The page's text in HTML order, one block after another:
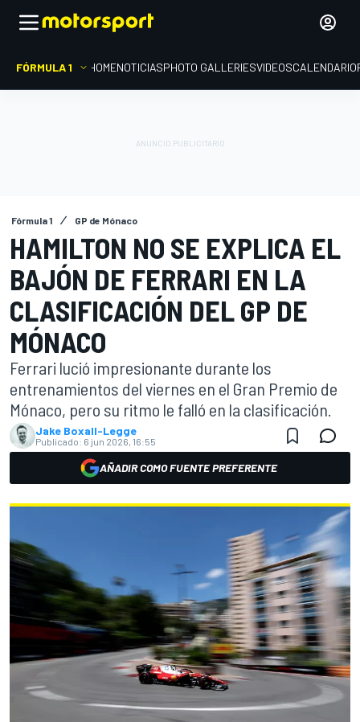
FÓRMULA 1 HOMENOTICIASPHOTO GALLERIESVIDEOSCALENDARIO
Fórmula 1 GP de Mónaco
HAMILTON NO SE EXPLICA EL
BAJÓN DE FERRARI EN LA
CLASIFICACIÓN DEL GP DE
MÓNACO
Ferrari lució impresionante durante los
entrenamientos del viernes en el Gran Premio de
Mónaco, pero su ritmo le falló en la clasificación.
Jake Boxall-Legge
Publicado: 6 jun 2026, 16:55
AÑADIR COMO FUENTE PREFERENTE